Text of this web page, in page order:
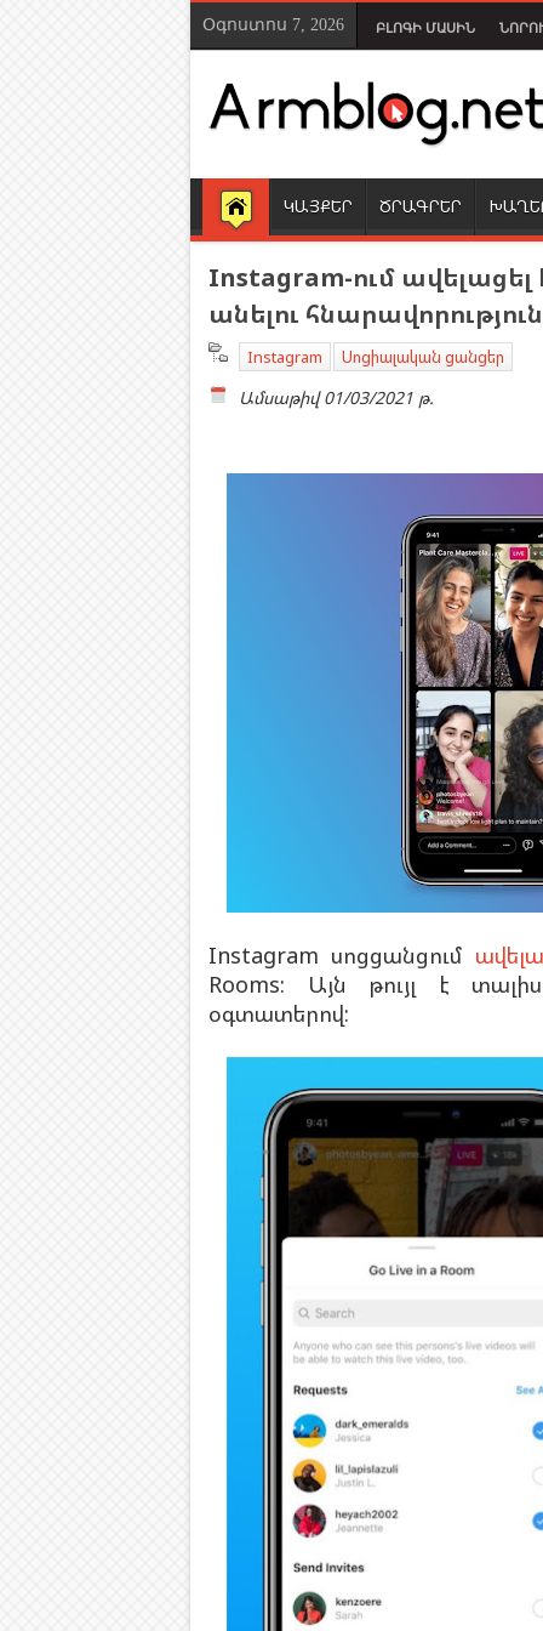
Օգոստոս 7, 2026 ԲԼՈԳԻ ՄԱՍԻՆ
ԿԱՅՔԵՐ ԾՐԱԳՐԵՐ
Instagram-ում
անելու հնարավորություն
Instagram Սոցիալական ցանցեր
Ամսաթիվ 01/03/2021 թ.
Instagram սոցցանցում
Rooms: Այն թույլ է
օգտատերով: